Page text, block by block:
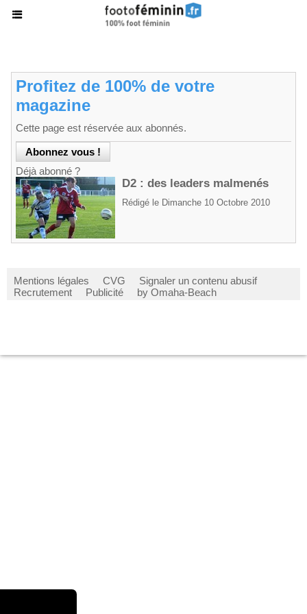
Profitez de 100% de votre
magazine
Cette page est réservée aux abonnés.
Déjà abonné ?
D2 : des leaders malmenés
Rédigé le Dimanche 10 Octobre 2010
Mentions légales CVG
Signaler un contenu abusif
Recrutement
Publicité by Omaha-Beach